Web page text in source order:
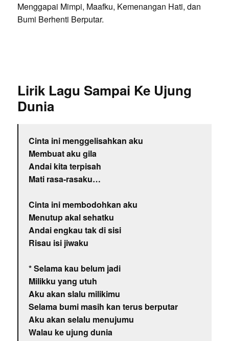
Menggapai Mimpi, Maafku, Kemenangan Hati, dan
Bumi Berhenti Berputar.
Lirik Lagu Sampai Ke Ujung
Dunia
Cinta ini menggelisahkan aku
Membuat aku gila
Andai kita terpisah
Mati rasa-rasaku…
Cinta ini membodohkan aku
Menutup akal sehatku
Andai engkau tak di sisi
Risau isi jiwaku
* Selama kau belum jadi
Milikku yang utuh
Aku akan slalu milikimu
Selama bumi masih kan terus berputar
Aku akan selalu menujumu
Walau ke ujung dunia